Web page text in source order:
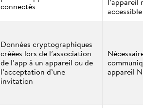
connectés accessible
Données cryptographiques
créées lors de l’association
de l’app à un appareil ou de
l’acceptation d’une
invitation
appareil